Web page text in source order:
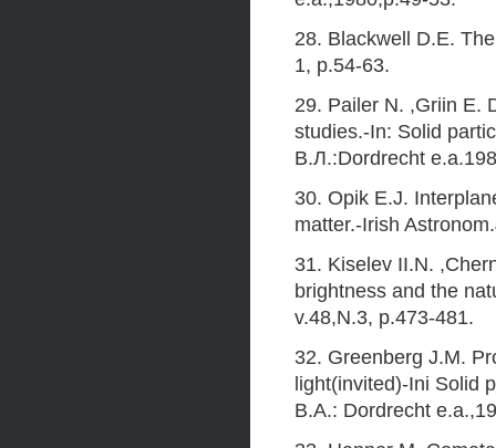
28. Blackwell D.E.
1, p.54-63.
29. Pailer N. ,Griin Е.
studies.-In: Solid
В.Л.:Dordrecht
30. Opik E.J.
matter.-Irish
31. Kiselev II.N.
brightness and the
v.48,N.3, p.473-481.
32. Greenberg J.M.
light(invited)-Ini Solid
B.A.: Dordrecht